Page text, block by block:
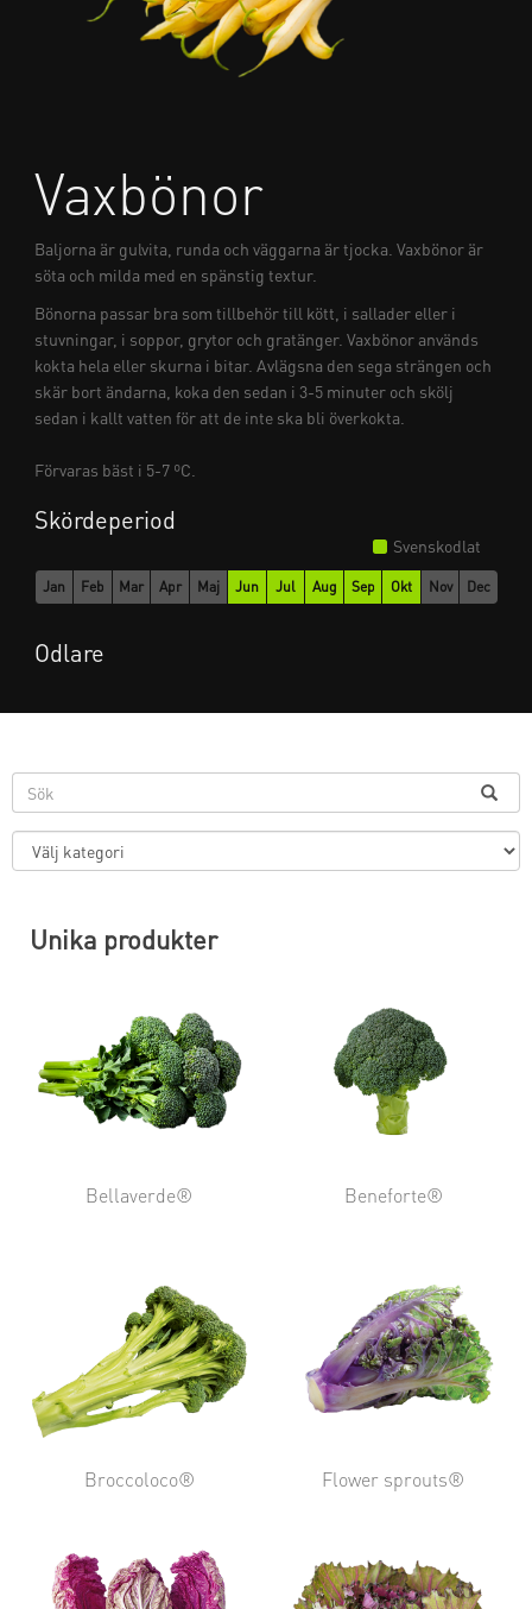
Vaxbönor
Baljorna är gulvita, runda och väggarna är tjocka. Vaxbönor är
söta och milda med en spänstig textur.
Bönorna passar bra som tillbehör till kött, i sallader eller i
stuvningar, i soppor, grytor och gratänger. Vaxbönor används
kokta hela eller skurna i bitar. Avlägsna den sega strängen och
skär bort ändarna, koka den sedan i 3-5 minuter och skölj
sedan i kallt vatten för att de inte ska bli överkokta.
Förvaras bäst i 5-7 ºC.
Skördeperiod
Svenskodlat
Jan Feb Mar Apr Maj Jun Jul Aug Sep Okt Nov Dec
Odlare
Unika produkter
Bellaverde® Beneforte®
Broccoloco® Flower sprouts®